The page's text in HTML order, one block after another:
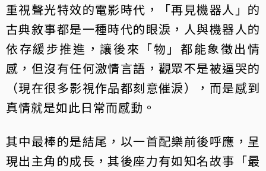
重視聲光特效的電影時代，「再見機器人」的
古典敘事都是一種時代的眼淚，人與機器人的
依存緩步推進，讓後來「物」都能象徵出情
感，但沒有任何激情言語，觀眾不是被逼哭的
（現在很多影視作品都刻意催淚），而是感到
真情就是如此日常而感動。
其中最棒的是結尾，以一首配樂前後呼應，呈
現出主角的成長，其後座力有如知名故事「最